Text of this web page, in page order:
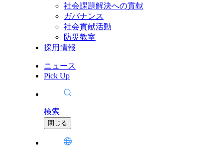
社会課題解決への貢献
ガバナンス
社会貢献活動
防災教室
採用情報
ニュース
Pick Up
検索
閉じる